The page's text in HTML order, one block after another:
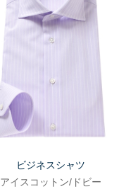
ビジネスシャツ
アイスコットン/ドビー